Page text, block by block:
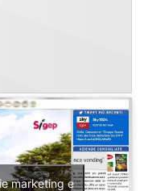
marketing e